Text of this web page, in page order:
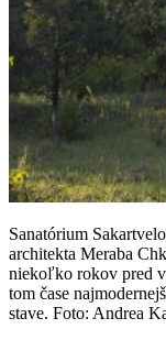
Sanatórium
architekta Meraba
niekoľko rokov pred
tom čase
stave. Foto: Andrea